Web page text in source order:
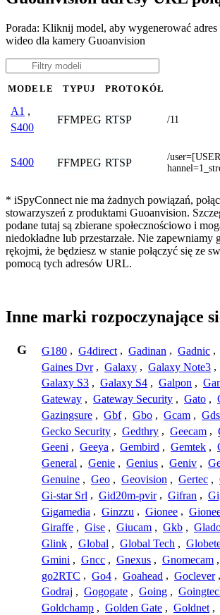
Porada: Kliknij model, aby wygenerować adres
wideo dla kamery Guoanvision
MODELE TYPUJ PROTOKÓŁ
A1 ,
S400
FFMPEG RTSP /11
S400 FFMPEG RTSP
/
* iSpyConnect nie ma żadnych powiązań,
stowarzyszeń z produktami Guoanvision.
podane tutaj są zbierane społecznościowo i
niedokładne lub przestarzałe. Nie zapewniamy
rękojmi, że będziesz w stanie połączyć się ze
pomocą tych adresów URL.
Inne marki rozpoczynające
G G180 , G4direct , Gadinan , Gadnic ,
Gaines Dvr , Galaxy , Galaxy Note3 ,
Galaxy S3 , Galaxy S4 , Galpon ,
Gateway , Gateway Security , Gato ,
Gazingsure , Gbf , Gbo , Gcam , Gds
Gecko Security , Gedthry , Geecam ,
Geeni , Geeya , Gembird , Gemtek ,
General , Genie , Genius , Geniv ,
Genuine , Geo , Geovision , Gertec ,
Gi-star Srl , Gid20m-pvir , Gifran ,
Gigamedia , Ginzzu , Gionee ,
Giraffe , Gise , Giucam , Gkb ,
Glink , Global , Global Tech ,
Gmini , Gncc , Gnexus , Gnomecam ,
go2RTC , Go4 , Goahead , Goclever ,
Godraj , Gogogate , Going ,
Goldchamp , Golden Gate , Goldnet ,